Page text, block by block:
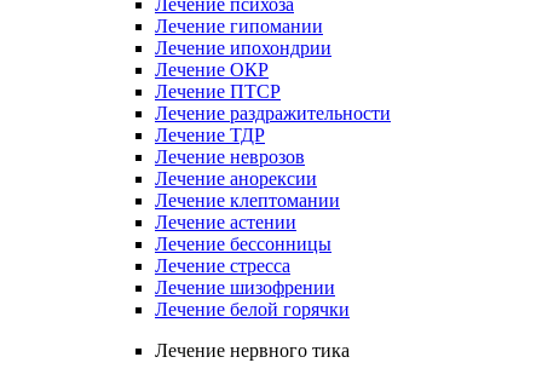
Лечение психоза
Лечение гипомании
Лечение ипохондрии
Лечение ОКР
Лечение ПТСР
Лечение раздражительности
Лечение ТДР
Лечение неврозов
Лечение анорексии
Лечение клептомании
Лечение астении
Лечение бессонницы
Лечение стресса
Лечение шизофрении
Лечение белой горячки
Лечение нервного тика